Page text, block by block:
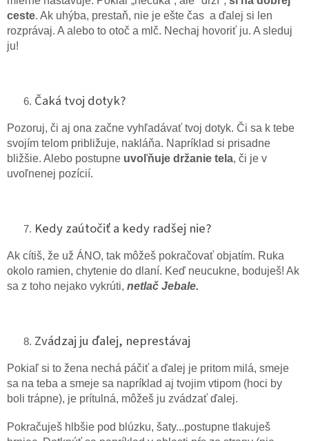
ceste. Ak uhýba, prestaň, nie je ešte čas a ďalej si len
rozprávaj. A alebo to otoč a mlč. Nechaj hovoriť ju. A sleduj
ju!
Čaká tvoj dotyk?
Pozoruj, či aj ona začne vyhľadávať tvoj dotyk. Či sa k tebe
svojím telom približuje, nakláňa. Napríklad si prisadne
bližšie. Alebo postupne uvoľňuje držanie tela, či je v
uvoľnenej pozícií.
Kedy zaútočiť a kedy radšej nie?
Ak cítiš, že už ÁNO, tak môžeš pokračovať objatím. Ruka
okolo ramien, chytenie do dlaní. Keď neucukne, boduješ! Ak
sa z toho nejako vykrúti, netlač Jebale.
Zvádzaj ju ďalej, neprestávaj
Pokiaľ si to žena nechá páčiť a ďalej je pritom milá, smeje
sa na teba a smeje sa napríklad aj tvojim vtipom (hoci by
boli trápne), je prítulná, môžeš ju zvádzať ďalej.
Pokračuješ hlbšie pod blúzku, šaty...postupne tlakuješ